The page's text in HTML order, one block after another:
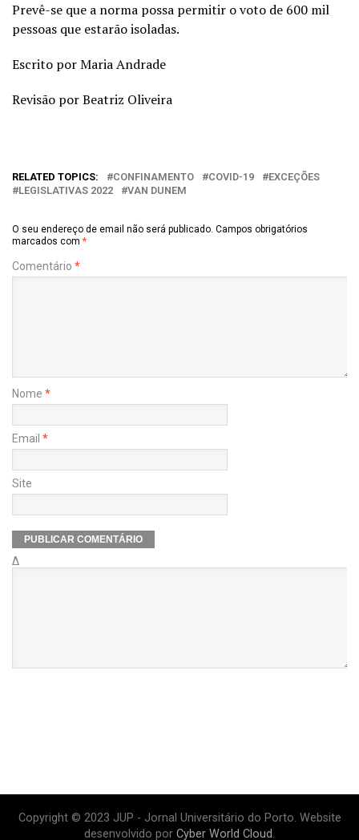
Prevê-se que a norma possa permitir o voto de 600 mil
pessoas que estarão isoladas.
Escrito por Maria Andrade
Revisão por Beatriz Oliveira
RELATED TOPICS: CONFINAMENTO COVID-19
EXCEÇÕES
LEGISLATIVAS 2022
VAN DUNEM
O seu endereço de email não será publicado. Campos obrigatórios
marcados com *
Comentário *
Nome *
Email *
Site
Δ
Copyright © 2023 JUP - Jornal Universitário do Porto. Website
desenvolvido por Cyber World Cloud.